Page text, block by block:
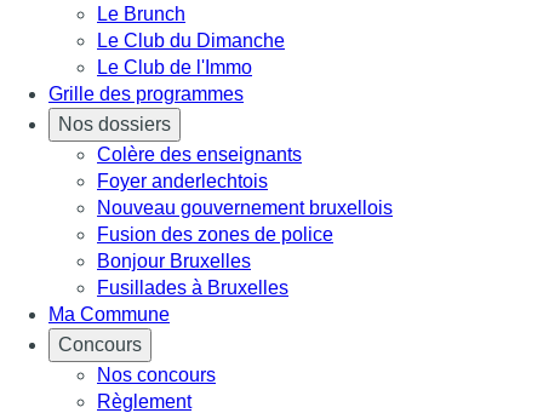
Le Brunch
Le Club du Dimanche
Le Club de l'Immo
Grille des programmes
Nos dossiers
Colère des enseignants
Foyer anderlechtois
Nouveau gouvernement bruxellois
Fusion des zones de police
Bonjour Bruxelles
Fusillades à Bruxelles
Ma Commune
Concours
Nos concours
Règlement